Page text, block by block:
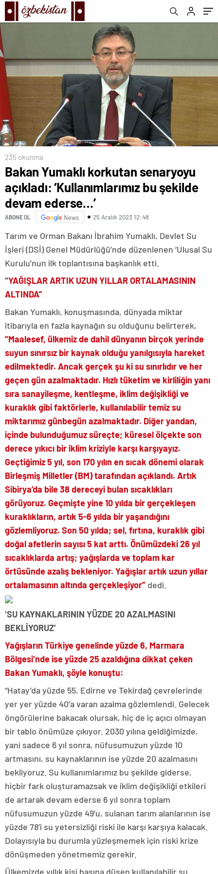
235 okunma
Bakan Yumaklı korkutan senaryoyu
açıkladı: ‘Kullanımlarımız bu şekilde
devam ederse…’
ABONE OL News 25 Aralık 2023 12:48
Tarım ve Orman Bakanı İbrahim Yumaklı, Devlet Su
İşleri (DSİ) Genel Müdürlüğü’nde düzenlenen ‘Ulusal Su
Kurulu’nun ilk toplantısına başkanlık etti.
“YAĞIŞLAR ARTIK UZUN YILLAR ORTALAMASININ
ALTINDA”
Bakan Yumaklı, konuşmasında, dünyada miktar
itibarıyla en fazla kaynağın su olduğunu belirterek,
“Maalesef, ülkemiz de dahil dünyanın birçok yerinde
suyun sınırsız bir kaynak olduğu yanılgısıyla hareket
edilmektedir. Ancak gerçek şu ki su sınırlıdır ve her
geçen gün azalmaktadır. Hızlı tüketim ve kirliliğin yanı
sıra sanayileşme, kentleşme, iklim değişikliği ve
kuraklık gibi faktörlerle, kullanılabilir temiz su
miktarımız günbegün azalmaktadır. Diğer yandan,
içinde bulunduğumuz süreçte; küresel ölçekte son
derece yıkıcı bir iklim kriziyle karşı karşıyayız.
Geçtiğimiz 5 yıl, son 170 yılın en sıcak dönemi olarak
Birleşmiş Milletler (BM) tarafından açıklandı. Artık
Sibirya’da bile 38 dereceyi bulan sıcaklıkları
görüyoruz. Geçmişte yine 10 yılda bir gerçekleşen
kuraklıkların, artık 5-6 yılda bir yaşandığını
gözlemliyoruz. Son 50 yılda; sel, fırtına, kuraklık gibi
doğal afetlerin sayısı 5 kat arttı. Önümüzdeki 26 yıl
sıcaklıklarda artış; yağışlarda ve toplam kar
örtüsünde azalış bekleniyor. Yağışlar artık uzun yıllar
ortalamasının altında gerçekleşiyor” dedi.
‘SU KAYNAKLARININ YÜZDE 20 AZALMASINI
BEKLİYORUZ’
Yağışların Türkiye genelinde yüzde 6, Marmara
Bölgesi’nde ise yüzde 25 azaldığına dikkat çeken
Bakan Yumaklı, şöyle konuştu:
“Hatay’da yüzde 55, Edirne ve Tekirdağ çevrelerinde
yer yer yüzde 40’a varan azalma gözlemlendi. Gelecek
öngörülerine bakacak olursak, hiç de iç açıcı olmayan
bir tablo önümüze çıkıyor. 2030 yılına geldiğimizde,
yani sadece 6 yıl sonra, nüfusumuzun yüzde 10
artmasını, su kaynaklarının ise yüzde 20 azalmasını
bekliyoruz. Su kullanımlarımız bu şekilde giderse,
hiçbir fark oluşturamazsak ve iklim değişikliği etkileri
de artarak devam ederse 6 yıl sonra toplam
nüfusumuzun yüzde 49’u, sulanan tarım alanlarının ise
yüzde 78’i su yetersizliği riski ile karşı karşıya kalacak.
Dolayısıyla bu durumla yüzleşmemek için riski krize
dönüşmeden yönetmemiz gerekir.
Ülkemizde yıllık kişi başına düşen kullanılabilir su